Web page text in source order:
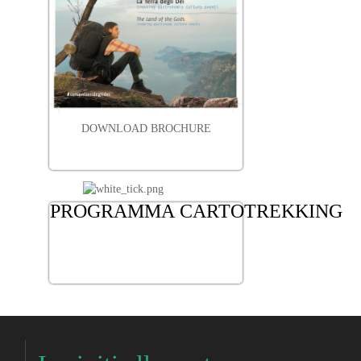
DOWNLOAD BROCHURE
PROGRAMMA CARTOTREKKING